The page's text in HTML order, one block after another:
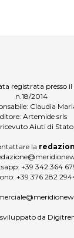
registrata presso
n.18/2014
Claudia
Artemide srls
Aiuti di Stato
la
+39 342 364
+39 376 282
da